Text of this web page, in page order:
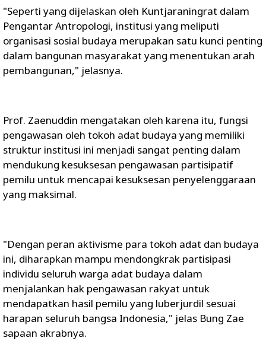
"Seperti yang dijelaskan oleh Kuntjaraningrat dalam
Pengantar Antropologi, institusi yang meliputi
organisasi sosial budaya merupakan satu kunci penting
dalam bangunan masyarakat yang menentukan arah
pembangunan," jelasnya.
Prof. Zaenuddin mengatakan oleh karena itu, fungsi
pengawasan oleh tokoh adat budaya yang memiliki
struktur institusi ini menjadi sangat penting dalam
mendukung kesuksesan pengawasan partisipatif
pemilu untuk mencapai kesuksesan penyelenggaraan
yang maksimal.
"Dengan peran aktivisme para tokoh adat dan budaya
ini, diharapkan mampu mendongkrak partisipasi
individu seluruh warga adat budaya dalam
menjalankan hak pengawasan rakyat untuk
mendapatkan hasil pemilu yang luberjurdil sesuai
harapan seluruh bangsa Indonesia," jelas Bung Zae
sapaan akrabnya.